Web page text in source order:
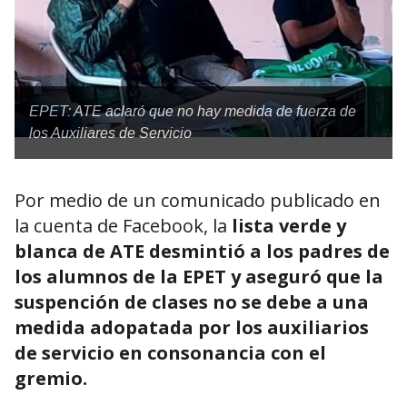
EPET: ATE aclaró que no hay medida de fuerza de
los Auxiliares de Servicio
Por medio de un comunicado publicado en
la cuenta de Facebook, la lista verde y
blanca de ATE desmintió a los padres de
los alumnos de la EPET y aseguró que la
suspención de clases no se debe a una
medida adopatada por los auxiliarios
de servicio en consonancia con el
gremio.